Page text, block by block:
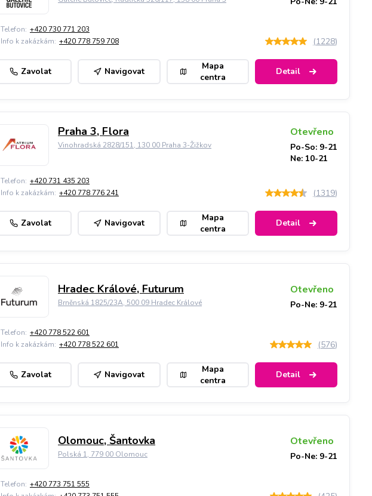
Telefon: +420 730 771 203
Info k zakázkám: +420 778 759 708 (1228)
Zavolat Navigovat
Mapa
centra
Detail
Praha 3, Flora
Vinohradská 2828/151, 130 00 Praha 3-Žižkov
Otevřeno
Po-So: 9-21
Ne: 10-21
Telefon: +420 731 435 203
Info k zakázkám: +420 778 776 241 (1319)
Zavolat Navigovat
Mapa
centra
Detail
Hradec Králové, Futurum
Brněnská 1825/23A, 500 09 Hradec Králové
Otevřeno
Po-Ne: 9-21
Telefon: +420 778 522 601
Info k zakázkám: +420 778 522 601 (576)
Zavolat Navigovat
Mapa
centra
Detail
Olomouc, Šantovka
Polská 1, 779 00 Olomouc
Otevřeno
Po-Ne: 9-21
Telefon: +420 773 751 555